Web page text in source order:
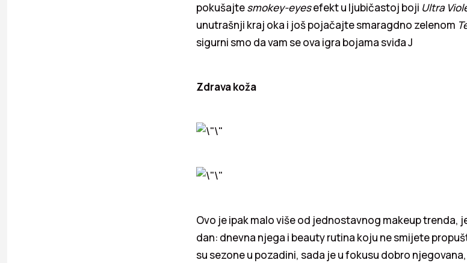
pokušajtesmokey-eyesefekt u ljubičastoj boji Ultra
unutrašnji kraj oka i još pojačajte smaragdno zelenom
sigurni smo da vam se ova igra bojama sviđa J
Zdrava koža
Ovo je ipak malo više od jednostavnog makeup trenda,
dan: dnevna njega i beauty rutina koju ne smijete
su sezone u pozadini, sada je u fokusu dobro